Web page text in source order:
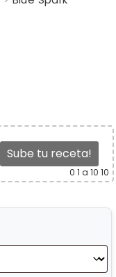
Sube tu receta!
0 1 a 10 10